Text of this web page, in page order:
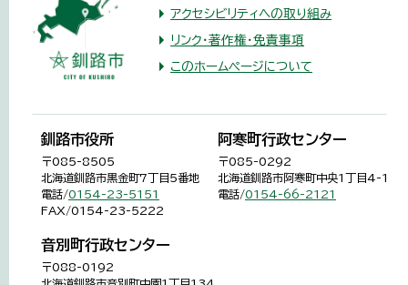
アクセシビリティへの取り組み
リンク・著作権・免責事項
このホームページについて
釧路市役所
〒085-8505
北海道釧路市黒金町7丁目5番地
電話/0154-23-5151
FAX/0154-23-5222
阿寒町行政センター
〒085-0292
北海道釧路市阿寒町中央1丁目4-1
電話/0154-66-2121
音別町行政センター
〒088-0192